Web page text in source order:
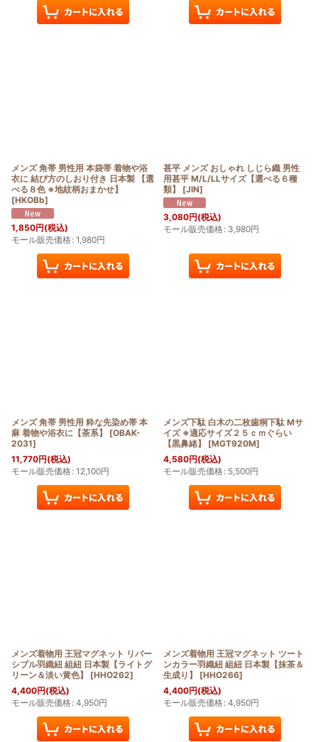
メンズ 角帯 男性用 本袋帯 着物や浴
衣に 結び方のしおり付き 日本製 【選
べる８色 ※地紋柄おまかせ】
[HKOBb]
1,850円(税込)
モール販売価格: 1,980円
甚平 メンズ おしゃれ しじら織 男性
用甚平 M/L/LLサイズ【選べる６種
類】
[JIN]
3,080円(税込)
モール販売価格: 3,980円
メンズ 角帯 男性用 粋な先染め帯 本
麻 着物や浴衣に【茶系】
[OBAK-
2031]
11,770円(税込)
モール販売価格: 12,100円
メンズ下駄 白木の二枚歯桐下駄 Mサ
イズ ※適応サイズ２５ｃｍぐらい
【黒鼻緒】
[MGT920M]
4,580円(税込)
モール販売価格: 5,500円
メンズ着物用 王冠マグネット リバー
シブル羽織紐 組紐 日本製【ライトグ
リーン＆淡い黄色】
[HHO262]
4,400円(税込)
モール販売価格: 4,950円
メンズ着物用 王冠マグネット ツート
ンカラー羽織紐 組紐 日本製【抹茶＆
生成り】
[HHO266]
4,400円(税込)
モール販売価格: 4,950円